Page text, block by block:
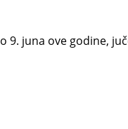
9. juna ove godine,